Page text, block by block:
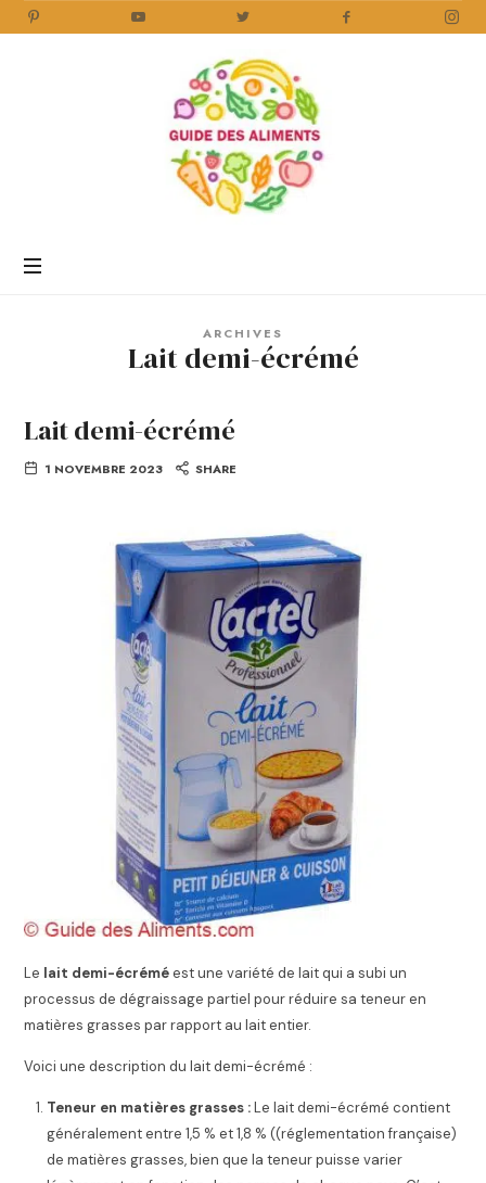
Aliments
ARCHIVES
Lait demi-écrémé
Lait demi-écrémé
1 NOVEMBRE 2023 SHARE
Le lait demi-écréméest une variété de lait qui a subi un
processus de dégraissage partiel pour réduire sa teneur en
matières grasses par rapport au lait entier.
Voici une description du lait demi-écrémé :
Teneur en matières grasses :Le lait demi-écrémé contient
généralement entre 1,5 % et 1,8 % ((réglementation française)
de matières grasses, bien que la teneur puisse varier